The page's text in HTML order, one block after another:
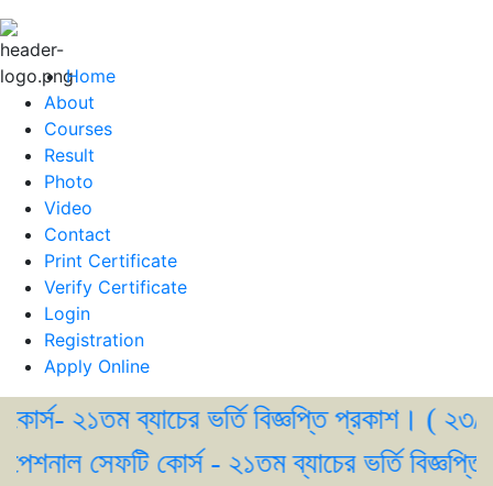
Home
About
Courses
Result
Photo
Video
Contact
Print Certificate
Verify Certificate
Login
Registration
Apply Online
২১তম ব্যাচের ভর্তি বিজ্ঞপ্তি প্রকাশ। ( ২৩/০৫/
সেফটি কোর্স - ২১তম ব্যাচের ভর্তি বিজ্ঞপ্তি